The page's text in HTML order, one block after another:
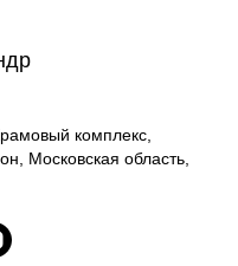
комплекс,
Московская область,